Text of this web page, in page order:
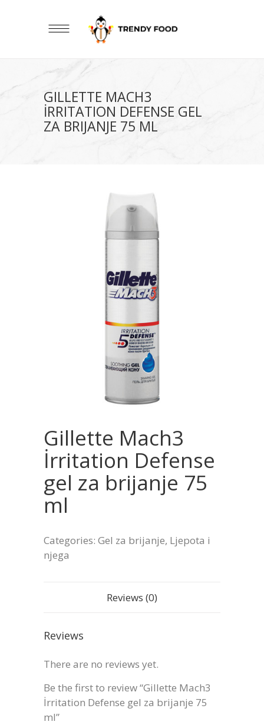
GILLETTE MACH3
İRRITATION DEFENSE GEL
ZA BRIJANJE 75 ML
Gillette Mach3
İrritation Defense
gel za brijanje 75
ml
Categories: Gel za brijanje, Ljepota i
njega
Reviews (0)
Reviews
There are no reviews yet.
Be the first to review “Gillette Mach3
İrritation Defense gel za brijanje 75
ml”